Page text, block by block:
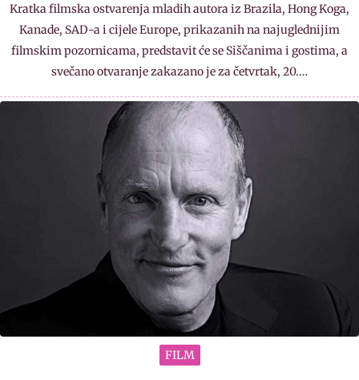
Kratka filmska ostvarenja mladih autora iz Brazila, Hong Koga,
Kanade, SAD-a i cijele Europe, prikazanih na najuglednijim
filmskim pozornicama, predstavit će se Siščanima i gostima, a
svečano otvaranje zakazano je za četvrtak, 20.…
FILM